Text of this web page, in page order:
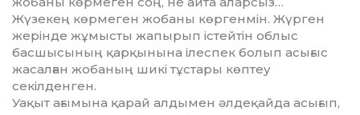
Жүзекең көрмеген жобаны көргенмін. Жүрген
жерінде жұ­мыс­ты жапырып істейтін облыс
басшысының қарқынына ілеспек болып асығыс
жасалған жобаның шикі тұстары көптеу
секілденген.
Уақыт ағымына қарай алдымен әлдеқайда асығып,